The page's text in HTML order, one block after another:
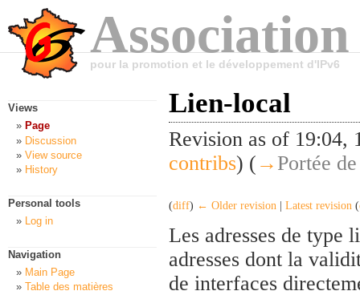
pour la promotion et le développement d'IPv6
Lien-local
Revision as of 19:04,
contribs) ( → Portée
(diff) ← Older revision Latest revision (
Les adresses de type
adresses dont la
de interfaces
Views
Page
Discussion
View source
History
Personal tools
Log in
Navigation
Main Page
Table des matières